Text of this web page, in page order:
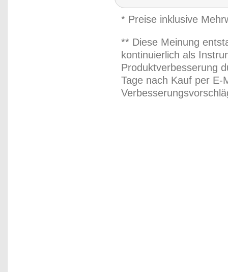
* Preise inklusive
** Diese Meinung
kontinuierlich als
Produktverbesserung
Tage nach Kauf per E-